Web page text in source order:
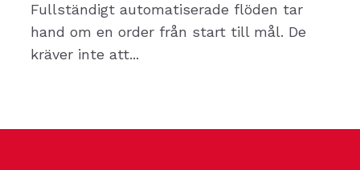
Fullständigt automatiserade flöden tar
hand om en order från start till mål. De
kräver inte att...